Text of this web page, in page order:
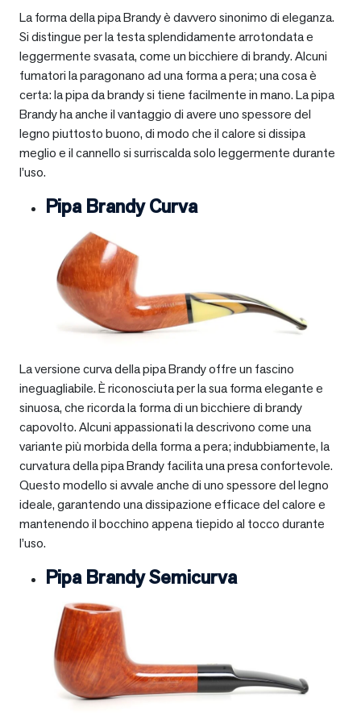
La forma della pipa Brandy è davvero sinonimo di eleganza.
Si distingue per la testa splendidamente arrotondata e
leggermente svasata, come un bicchiere di brandy. Alcuni
fumatori la paragonano ad una forma a pera; una cosa è
certa: la pipa da brandy si tiene facilmente in mano. La pipa
Brandy ha anche il vantaggio di avere uno spessore del
legno piuttosto buono, di modo che il calore si dissipa
meglio e il cannello si surriscalda solo leggermente durante
l’uso.
Pipa Brandy Curva
La versione curva della pipa Brandy offre un fascino
ineguagliabile. È riconosciuta per la sua forma elegante e
sinuosa, che ricorda la forma di un bicchiere di brandy
capovolto. Alcuni appassionati la descrivono come una
variante più morbida della forma a pera; indubbiamente, la
curvatura della pipa Brandy facilita una presa confortevole.
Questo modello si avvale anche di uno spessore del legno
ideale, garantendo una dissipazione efficace del calore e
mantenendo il bocchino appena tiepido al tocco durante
l’uso.
Pipa Brandy Semicurva